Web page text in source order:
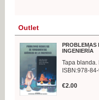
Outlet
PROBLEMAS
INGENIERÍA
Tapa blanda.
ISBN:978-
€2.00